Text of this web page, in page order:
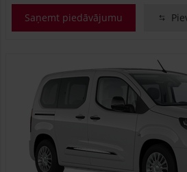
Saņemt piedāvājumu